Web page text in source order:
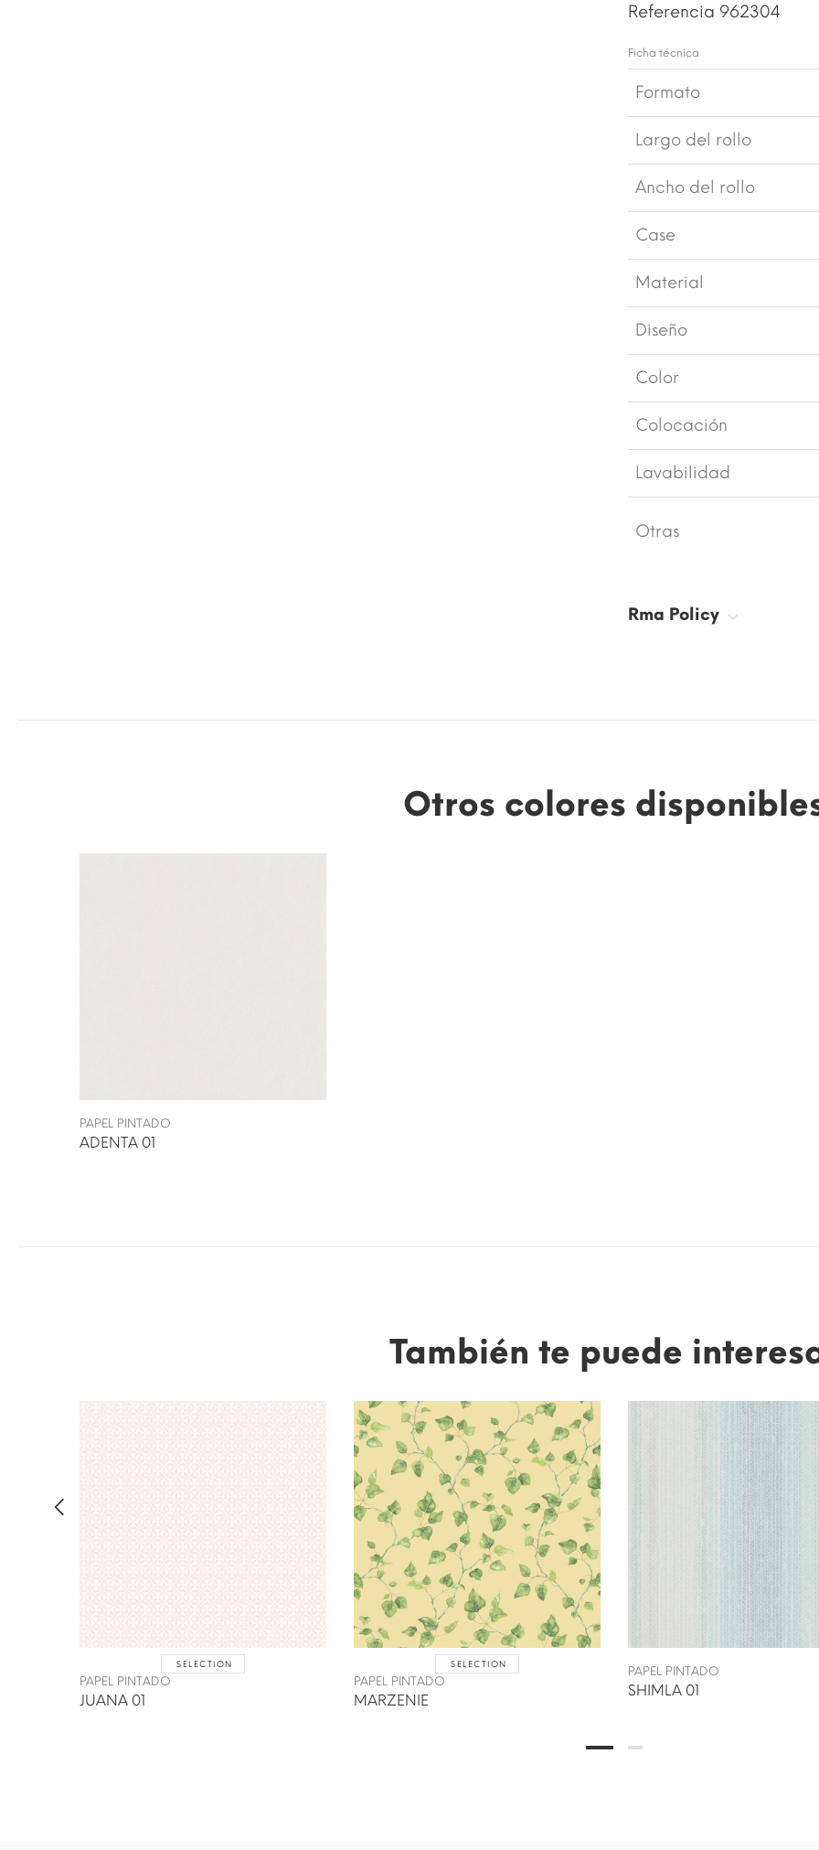
Referencia 962304
Ficha técnica
Formato
Largo del rollo
Ancho del rollo
Case
Material
Diseño
Color
Colocación
Lavabilidad
Otras
Rma Policy
Otros colores
PAPEL PINTADO
ADENTA 01
También te puede
SELECTION
PAPEL PINTADO
JUANA 01
SELECTION
PAPEL PINTADO
MARZENIE
PAPEL PINTADO
SHIMLA 01